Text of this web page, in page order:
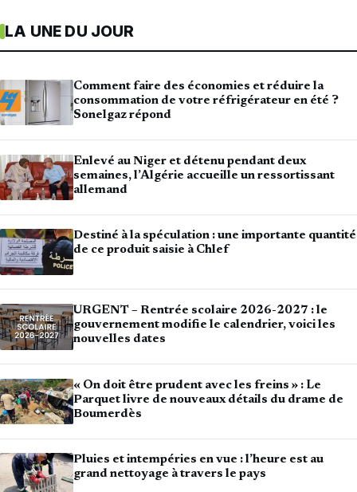
LA UNE DU JOUR
Comment faire des économies et réduire la
consommation de votre réfrigérateur en été ?
Sonelgaz répond
Enlevé au Niger et détenu pendant deux
semaines, l’Algérie accueille un ressortissant
allemand
Destiné à la spéculation : une importante quantité
de ce produit saisie à Chlef
URGENT – Rentrée scolaire 2026-2027 : le
gouvernement modifie le calendrier, voici les
nouvelles dates
« On doit être prudent avec les freins » : Le
Parquet livre de nouveaux détails du drame de
Boumerdès
Pluies et intempéries en vue : l’heure est au
grand nettoyage à travers le pays